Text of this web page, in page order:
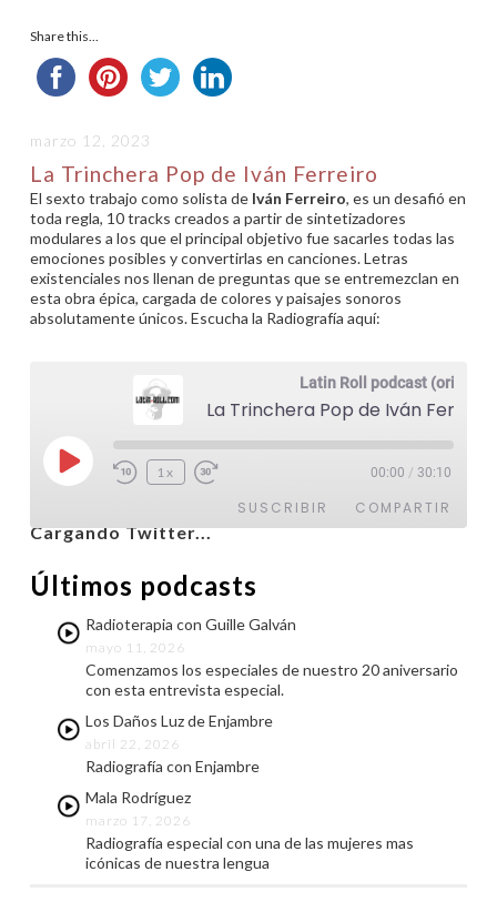
Share this...
marzo 12, 2023
La Trinchera Pop de Iván Ferreiro
El sexto trabajo como solista de Iván Ferreiro, es un desafió en
toda regla, 10 tracks creados a partir de sintetizadores
modulares a los que el principal objetivo fue sacarles todas las
emociones posibles y convertirlas en canciones. Letras
existenciales nos llenan de preguntas que se entremezclan en
esta obra épica, cargada de colores y paisajes sonoros
absolutamente únicos. Escucha la Radiografía aquí:
Latin Roll podcast (original)
La Trinchera Pop de Iván Ferreiro
Reproducir
episodio
1x 00:00 / 30:10
SUSCRIBIR COMPARTIR
FEED RSS
COMPARTIR
ENLACE
INCRUSTAR
@latinroll
Cargando Twitter...
Últimos podcasts
Radioterapia con Guille Galván
mayo 11, 2026
Comenzamos los especiales de nuestro 20 aniversario
con esta entrevista especial.
Los Daños Luz de Enjambre
abril 22, 2026
Radiografía con Enjambre
Mala Rodríguez
marzo 17, 2026
Radiografía especial con una de las mujeres mas
icónicas de nuestra lengua